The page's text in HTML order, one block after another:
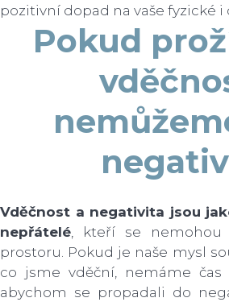
pozitivní dopad na vaše fyzické i
Pokud
Vděčnost a negativita jsou
nepřátelé, kteří se nemohou
prostoru. Pokud je naše mysl
co jsme vděční, nemáme
abychom se propadali do